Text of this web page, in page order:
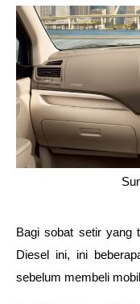
Bagi sobat setir yang
Diesel ini, ini
sebelum membeli